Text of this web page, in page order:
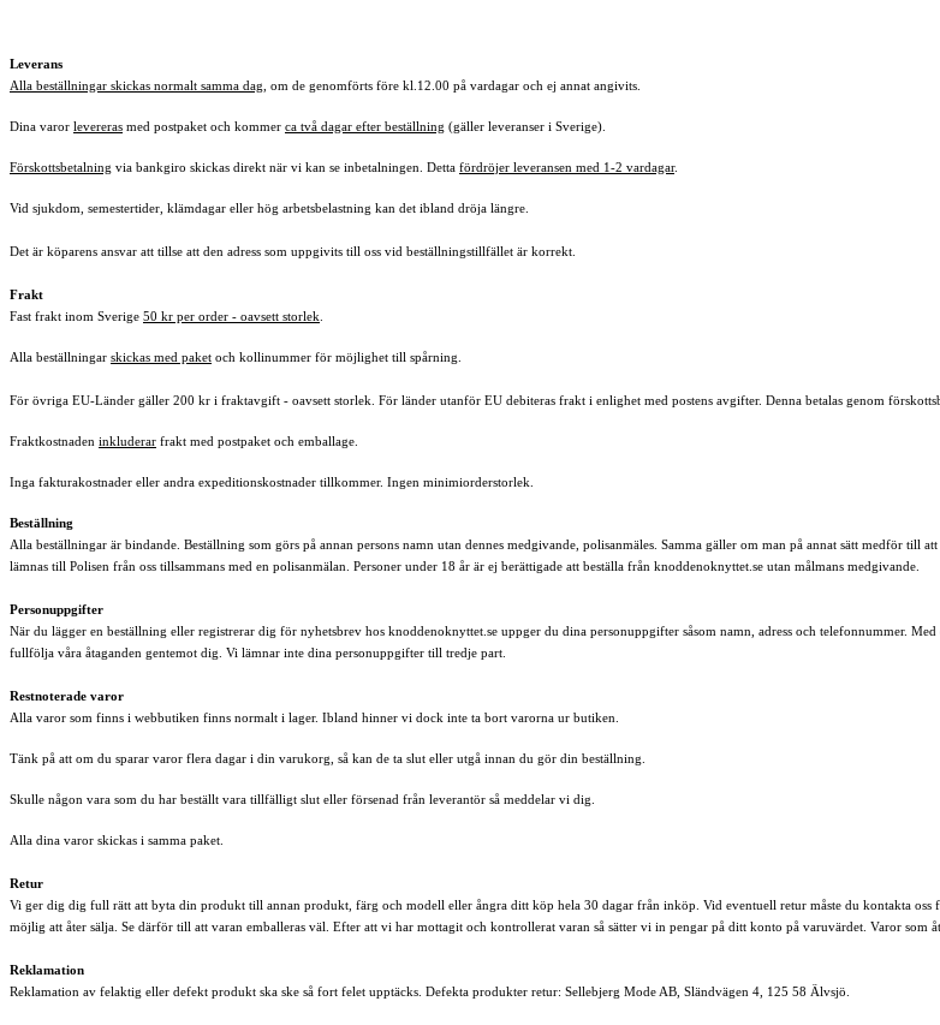
Leverans
Alla beställningar skickas normalt samma dag , om de genomförts före kl.12.00 på vardagar och ej annat angivits.
Dina varor levereras med postpaket och kommer ca två dagar efter beställning (gäller leveranser i Sverige).
Förskottsbetalning via bankgiro skickas direkt när vi kan se inbetalningen. Detta fördröjer leveransen med 1-2 vardagar.
Vid sjukdom, semestertider, klämdagar eller hög arbetsbelastning kan det ibland dröja längre.
Det är köparens ansvar att tillse att den adress som uppgivits till oss vid beställningstillfället är korrekt.
Frakt
Fast frakt inom Sverige 50 kr per order - oavsett storlek
Alla beställningar skickas med paket och kollinummer för möjlighet till spårning
För övriga EU-Länder gäller 200 kr i fraktavgift - oavsett storlek. För länder utanför EU debiteras frakt i enlighet med postens avgifter. Denna betalas genom
Fraktkostnaden inkluderar frakt med postpaket och emballage.
Inga fakturakostnader eller andra expeditionskostnader tillkommer. Ingen minimiorderstorlek.
Beställning
Alla beställningar är bindande. Beställning som görs på annan persons namn utan dennes medgivande, polisanmäles. Samma gäller om man på annat sätt medför
lämnas till Polisen från oss tillsammans med en polisanmälan. Personer under 18 år är ej berättigade att beställa från knoddenoknyttet.se utan målmans medgivande.
Personuppgifter
När du lägger en beställning eller registrerar dig för nyhetsbrev hos knoddenoknyttet.se uppger du dina personuppgifter såsom namn, adress och telefonnummer.
fullfölja våra åtaganden gentemot dig. Vi lämnar inte dina personuppgifter till tredje part.
Restnoterade varor
Alla varor som finns i webbutiken finns normalt i lager. Ibland hinner vi dock inte ta bort varorna ur butiken.
Tänk på att om du sparar varor flera dagar i din varukorg, så kan de ta slut eller utgå innan du gör din beställning.
Skulle någon vara som du har beställt vara tillfälligt slut eller försenad från leverantör så meddelar vi dig.
Alla dina varor skickas i samma paket.
Retur
Vi ger dig dig full rätt att byta din produkt till annan produkt, färg och modell eller ångra ditt köp hela 30 dagar från inköp. Vid eventuell retur måste du kontakta
möjlig att åter sälja. Se därför till att varan emballeras väl. Efter att vi har mottagit och kontrollerat varan så sätter vi in pengar på ditt konto på varuvärdet. Varor som
Reklamation
Reklamation av felaktig eller defekt produkt ska ske så fort felet upptäcks. Defekta produkter retur: Sellebjerg Mode AB, Sländvägen 4, 125 58 Älvsjö.